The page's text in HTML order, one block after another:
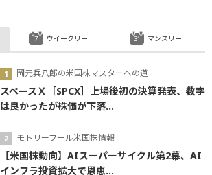
岡元兵八郎の米国株マスターへの道
スペースＸ［SPCX］上場後初の決算発表、数字
は良かったが株価が下落...
モトリーフール米国株情報
【米国株動向】AIスーパーサイクル第2幕、AI
インフラ投資拡大で恩恵...
ウイークリー マンスリー